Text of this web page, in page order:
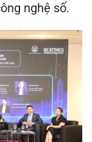
nghệ số.